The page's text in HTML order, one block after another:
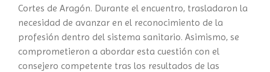
Cortes de Aragón. Durante el encuentro, trasladaron la
necesidad de avanzar en el reconocimiento de la
profesión dentro del sistema sanitario. Asimismo, se
comprometieron a abordar esta cuestión con el
consejero competente tras los resultados de las